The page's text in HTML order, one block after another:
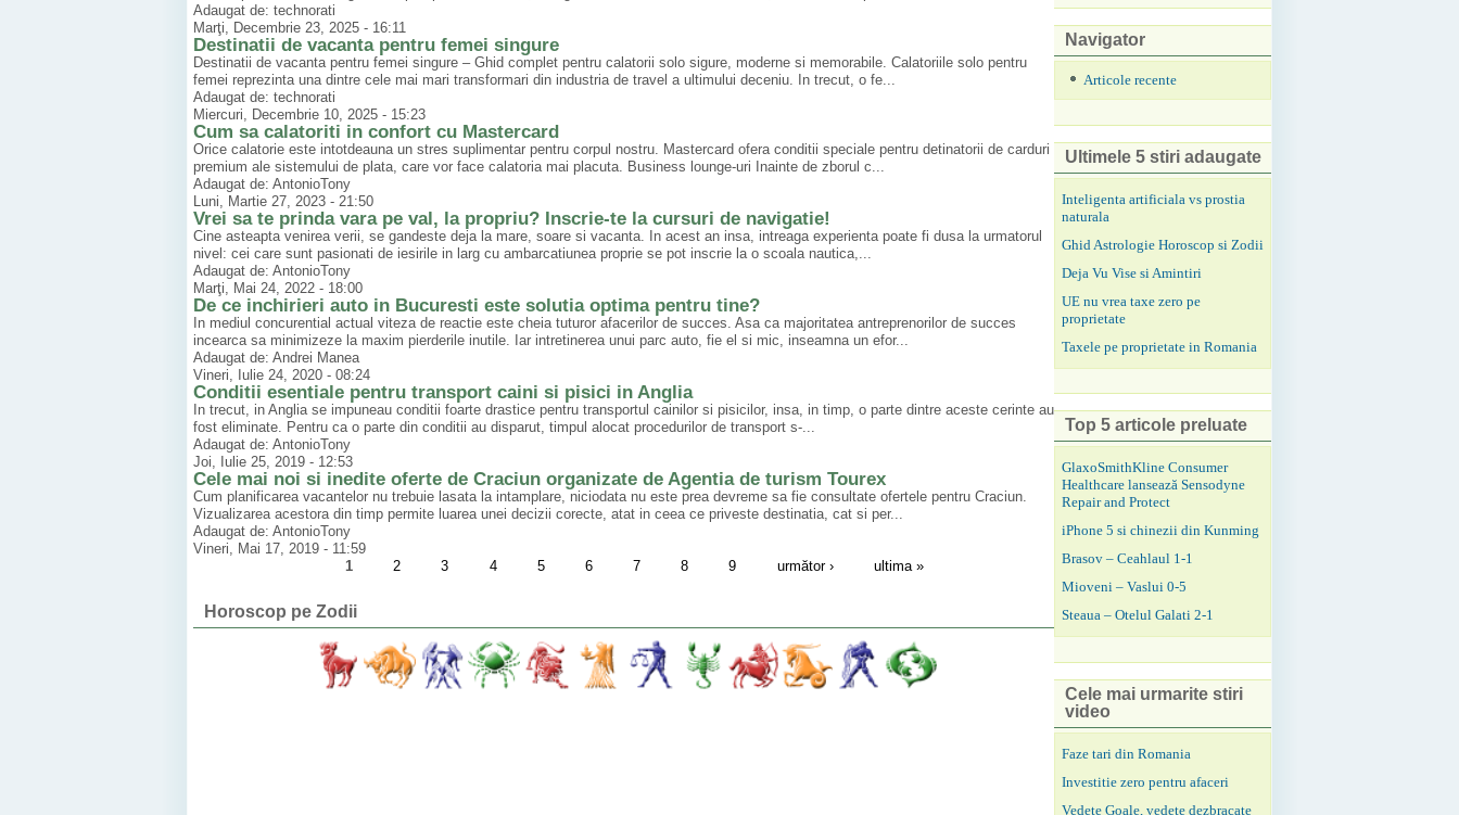
Adaugat de: technorati
Marţi, Decembrie 23, 2025 - 16:11
Destinatii de vacanta pentru femei singure
Destinatii de vacanta pentru femei singure – Ghid complet pentru calatorii solo sigure, moderne si memorabile. Calatoriile solo pentru
femei reprezinta una dintre cele mai mari transformari din industria de travel a ultimului deceniu. In trecut, o fe...
Adaugat de: technorati
Miercuri, Decembrie 10, 2025 - 15:23
Cum sa calatoriti in confort cu Mastercard
Orice calatorie este intotdeauna un stres suplimentar pentru corpul nostru. Mastercard ofera conditii speciale pentru detinatorii de carduri
premium ale sistemului de plata, care vor face calatoria mai placuta. Business lounge-uri Inainte de zborul c...
Adaugat de: AntonioTony
Luni, Martie 27, 2023 - 21:50
Vrei sa te prinda vara pe val, la propriu? Inscrie-te la cursuri de navigatie!
Cine asteapta venirea verii, se gandeste deja la mare, soare si vacanta. In acest an insa, intreaga experienta poate fi dusa la urmatorul
nivel: cei care sunt pasionati de iesirile in larg cu ambarcatiunea proprie se pot inscrie la o scoala nautica,...
Adaugat de: AntonioTony
Marţi, Mai 24, 2022 - 18:00
De ce inchirieri auto in Bucuresti este solutia optima pentru tine?
In mediul concurential actual viteza de reactie este cheia tuturor afacerilor de succes. Asa ca majoritatea antreprenorilor de succes
incearca sa minimizeze la maxim pierderile inutile. Iar intretinerea unui parc auto, fie el si mic, inseamna un efor...
Adaugat de: Andrei Manea
Vineri, Iulie 24, 2020 - 08:24
Conditii esentiale pentru transport caini si pisici in Anglia
In trecut, in Anglia se impuneau conditii foarte drastice pentru transportul cainilor si pisicilor, insa, in timp, o parte dintre aceste cerinte au
fost eliminate. Pentru ca o parte din conditii au disparut, timpul alocat procedurilor de transport s-...
Adaugat de: AntonioTony
Joi, Iulie 25, 2019 - 12:53
Cele mai noi si inedite oferte de Craciun organizate de Agentia de turism Tourex
Cum planificarea vacantelor nu trebuie lasata la intamplare, niciodata nu este prea devreme sa fie consultate ofertele pentru Craciun.
Vizualizarea acestora din timp permite luarea unei decizii corecte, atat in ceea ce priveste destinatia, cat si per...
Adaugat de: AntonioTony
Vineri, Mai 17, 2019 - 11:59
1
2 3 4 5 6 7 8 9 următor › ultima »
Horoscop pe Zodii
Navigator
Articole recente
Ultimele 5 stiri adaugate
Inteligenta artificiala vs prostia
naturala
Ghid Astrologie Horoscop si Zodii
Deja Vu Vise si Amintiri
UE nu vrea taxe zero pe
proprietate
Taxele pe proprietate in Romania
Top 5 articole preluate
GlaxoSmithKline Consumer
Healthcare lansează Sensodyne
Repair and Protect
iPhone 5 si chinezii din Kunming
Brasov – Ceahlaul 1-1
Mioveni – Vaslui 0-5
Steaua – Otelul Galati 2-1
Cele mai urmarite stiri
video
Faze tari din Romania
Investitie zero pentru afaceri
Vedete Goale, vedete dezbracate